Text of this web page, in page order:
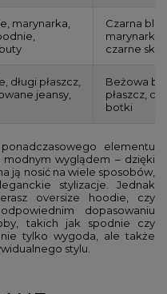
marynarka,
Czarna
czarne
długi płaszcz,
jeansy,
Beżowa
płaszcz,
botki
elementu
wyglądem – dzięki
ją nosić na wiele sposobów,
stylizacje. Jednak
oversize hoodie, czy
dopasowaniu
takich jak spodnie czy
tylko wygoda, ale także
stylu.